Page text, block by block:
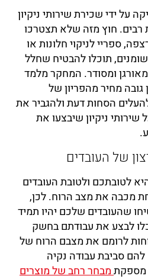
על ידי שכירת שירותי ניקיון
רבים. חוץ מזה שלא תצטרכו
ספריי לניקוי חלונות או
תוכלו להבטיח שחלל
ומסודר. המחקר מלמד
מחיר מהפריון של
הסחות דעת ולהגביר את
ניקיון שיבצעו את
של העובדים
לטובתכם ולטובת העובדים
מכבה את מצב הרוח. לכן,
שהעובדים שלכם יהיו תמיד
לבצע את עבודתם בחשק
לרומם את מצבם הרוח של
להם סביבת עבודה נקיה
מספקתמבחר רחב של מוצרים